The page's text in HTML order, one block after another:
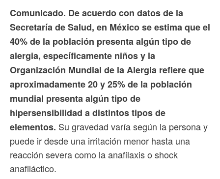
Comunicado. De acuerdo con datos de la
Secretaría de Salud, en México se estima que el
40% de la población presenta algún tipo de
alergia, específicamente niños y la
Organización Mundial de la Alergia refiere que
aproximadamente 20 y 25% de la población
mundial presenta algún tipo de
hipersensibilidad a distintos tipos de
elementos. Su gravedad varía según la persona y
puede ir desde una irritación menor hasta una
reacción severa como la anafilaxis o shock
anafiláctico.